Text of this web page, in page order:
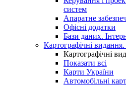
систем
Апаратне
Офісні додатки
Бази даних.
Картографічні
Картографічні
Показати всі
Карти України
Автомобільні